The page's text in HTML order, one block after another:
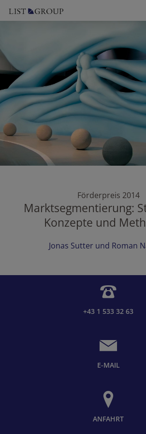
Förderpreis 2014
Marktsegmentierung:
Konzepte und
Jonas Sutter und Roman
+43 1 533 32 63
E-MAIL
ANFAHRT